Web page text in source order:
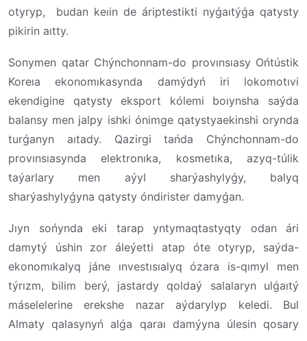
otyryp, budan keıin de áriptestikti nyǵaıtýǵa qatysty
pikirin aıtty.
Sonymen qatar Chýnchonnam-do provınsıasy Ońtústik
Koreıa ekonomıkasynda damýdyń iri lokomotıvi
ekendigine qatysty eksport kólemi boıynsha saýda
balansy men jalpy ishki ónimge qatystyaekinshi orynda
turǵanyn aıtady. Qazirgi tańda Chýnchonnam-do
provınsıasynda elektronıka, kosmetıka, azyq-túlik
taýarlary men aýyl sharýashylyǵy, balyq
sharýashylyǵyna qatysty óndirister damyǵan.
Jıyn sońynda eki tarap yntymaqtastyqty odan ári
damytý úshin zor áleýetti atap óte otyryp, saýda-
ekonomıkalyq jáne ınvestısıalyq ózara is-qımyl men
týrızm, bilim berý, jastardy qoldaý salalaryn ulǵaıtý
máselelerine erekshe nazar aýdarylyp keledi. Bul
Almaty qalasynyń alǵa qaraı damýyna úlesin qosary